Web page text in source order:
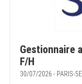
Gestionnaire
F/H
30/07/2026 - PARIS-